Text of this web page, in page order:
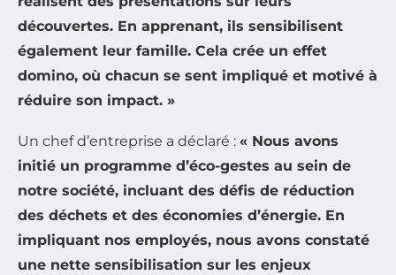
découvertes. En apprenant, ils sensibilisent
également leur famille. Cela crée un effet
domino, où chacun se sent impliqué et motivé à
réduire son impact. »
Un chef d’entreprise a déclaré : « Nous avons
initié un programme d’éco-gestes au sein de
notre société, incluant des défis de réduction
des déchets et des économies d’énergie. En
impliquant nos employés, nous avons constaté
une nette sensibilisation sur les enjeux